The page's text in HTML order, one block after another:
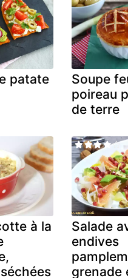
patate
Soupe
poireau
de terre
à la
Salade
endives
grenade